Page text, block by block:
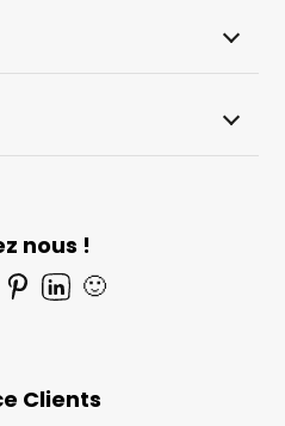
nous !
🙂
Clients